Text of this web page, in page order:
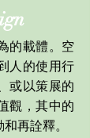
的載體。空
人的使用行
或以策展的
觀，其中的
再詮釋。